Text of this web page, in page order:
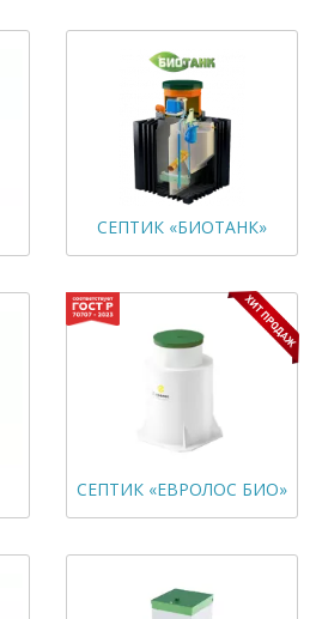
СЕПТИК «БИОТАНК»
СЕПТИК «ЕВРОЛОС БИО»